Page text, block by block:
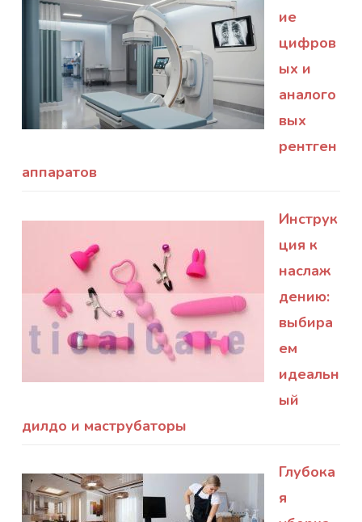
ие
цифров
ых и
аналого
вых
рентген
аппаратов
Инструк
ция к
наслаж
дению:
выбира
ем
идеальн
ый
дилдо и маструбаторы
Глубока
я